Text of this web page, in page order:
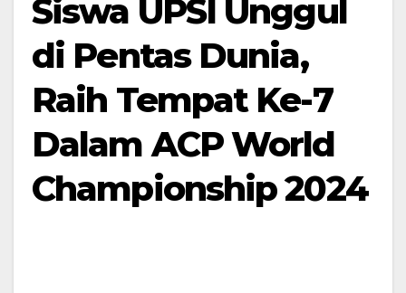
Siswa UPSI Unggul
di Pentas Dunia,
Raih Tempat Ke-7
Dalam ACP World
Championship 2024